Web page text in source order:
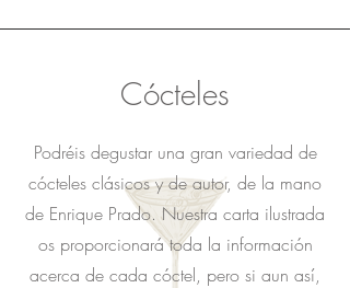
Cócteles
Podréis degustar una gran variedad de
cócteles clásicos y de autor, de la mano
de Enrique Prado. Nuestra carta ilustrada
os proporcionará toda la información
acerca de cada cóctel, pero si aun así,